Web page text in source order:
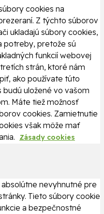
cookies na
Z týchto súborov
ukladajú súbory cookies,
potreby, pretože sú
funkcií webovej
strán, ktoré nám
ako používate túto
uložené vo vašom
Máte tiež možnosť
cookies. Zamietnutie
však môže mať
Zásady cookies
nevyhnutné pre
Tieto súbory cookie
a bezpečnostné